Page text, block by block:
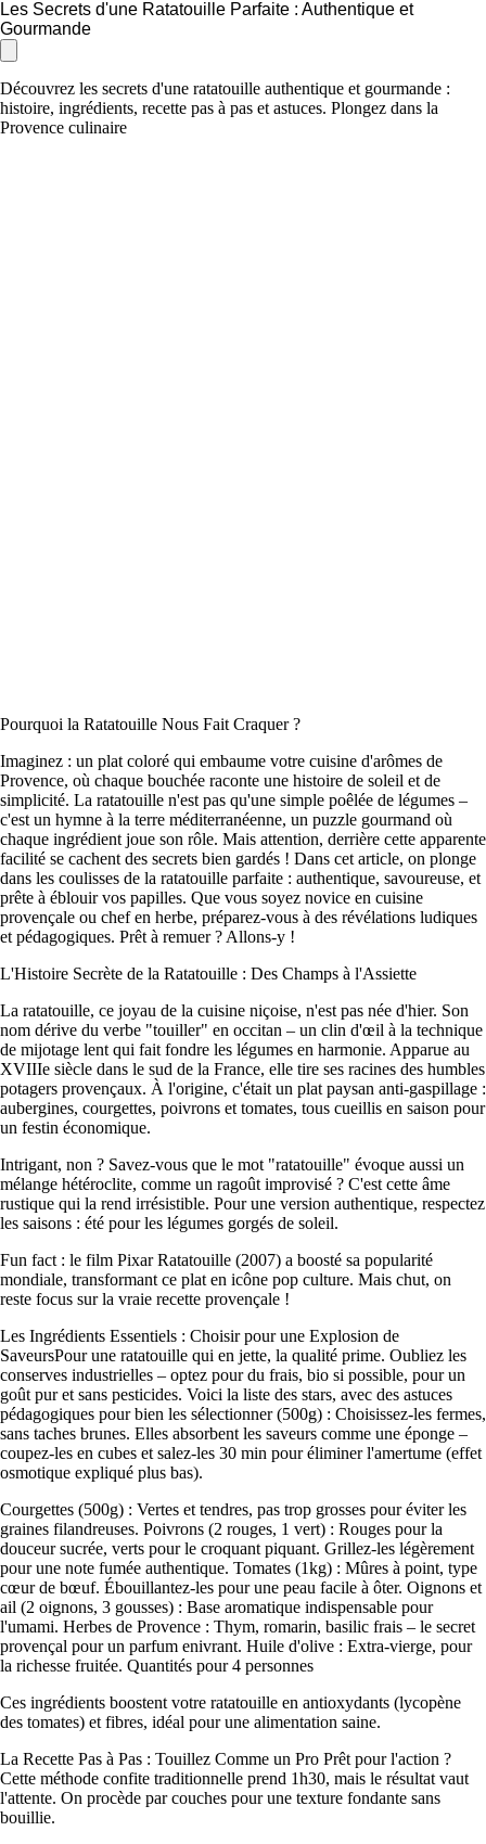
Les Secrets d'une Ratatouille Parfaite : Authentique et
Gourmande
Découvrez les secrets d'une ratatouille authentique et gourmande :
histoire, ingrédients, recette pas à pas et astuces. Plongez dans la
Provence culinaire
Pourquoi la Ratatouille Nous Fait Craquer ?
Imaginez : un plat coloré qui embaume votre cuisine d'arômes de
Provence, où chaque bouchée raconte une histoire de soleil et de
simplicité. La ratatouille n'est pas qu'une simple poêlée de légumes –
c'est un hymne à la terre méditerranéenne, un puzzle gourmand où
chaque ingrédient joue son rôle. Mais attention, derrière cette apparente
facilité se cachent des secrets bien gardés ! Dans cet article, on plonge
dans les coulisses de la ratatouille parfaite : authentique, savoureuse, et
prête à éblouir vos papilles. Que vous soyez novice en cuisine
provençale ou chef en herbe, préparez-vous à des révélations ludiques
et pédagogiques. Prêt à remuer ? Allons-y !
L'Histoire Secrète de la Ratatouille : Des Champs à l'Assiette
La ratatouille, ce joyau de la cuisine niçoise, n'est pas née d'hier. Son
nom dérive du verbe "touiller" en occitan – un clin d'œil à la technique
de mijotage lent qui fait fondre les légumes en harmonie. Apparue au
XVIIIe siècle dans le sud de la France, elle tire ses racines des humbles
potagers provençaux. À l'origine, c'était un plat paysan anti-gaspillage :
aubergines, courgettes, poivrons et tomates, tous cueillis en saison pour
un festin économique.
Intrigant, non ? Savez-vous que le mot "ratatouille" évoque aussi un
mélange hétéroclite, comme un ragoût improvisé ? C'est cette âme
rustique qui la rend irrésistible. Pour une version authentique, respectez
les saisons : été pour les légumes gorgés de soleil.
Fun fact : le film Pixar Ratatouille (2007) a boosté sa popularité
mondiale, transformant ce plat en icône pop culture. Mais chut, on
reste focus sur la vraie recette provençale !
Les Ingrédients Essentiels : Choisir pour une Explosion de
SaveursPour une ratatouille qui en jette, la qualité prime. Oubliez les
conserves industrielles – optez pour du frais, bio si possible, pour un
goût pur et sans pesticides. Voici la liste des stars, avec des astuces
pédagogiques pour bien les sélectionner(500g) : Choisissez-les fermes,
sans taches brunes. Elles absorbent les saveurs comme une éponge –
coupez-les en cubes et salez-les 30 min pour éliminer l'amertume (effet
osmotique expliqué plus bas).
Courgettes (500g) : Vertes et tendres, pas trop grosses pour éviter les
graines filandreuses. Poivrons (2 rouges, 1 vert) : Rouges pour la
douceur sucrée, verts pour le croquant piquant. Grillez-les légèrement
pour une note fumée authentique. Tomates (1kg) : Mûres à point, type
cœur de bœuf. Ébouillantez-les pour une peau facile à ôter. Oignons et
ail (2 oignons, 3 gousses) : Base aromatique indispensable pour
l'umami. Herbes de Provence : Thym, romarin, basilic frais – le secret
provençal pour un parfum enivrant. Huile d'olive : Extra-vierge, pour
la richesse fruitée. Quantités pour 4 personnes
Ces ingrédients boostent votre ratatouille en antioxydants (lycopène
des tomates) et fibres, idéal pour une alimentation saine.
La Recette Pas à Pas : Touillez Comme un Pro Prêt pour l'action ?
Cette méthode confite traditionnelle prend 1h30, mais le résultat vaut
l'attente. On procède par couches pour une texture fondante sans
bouillie.